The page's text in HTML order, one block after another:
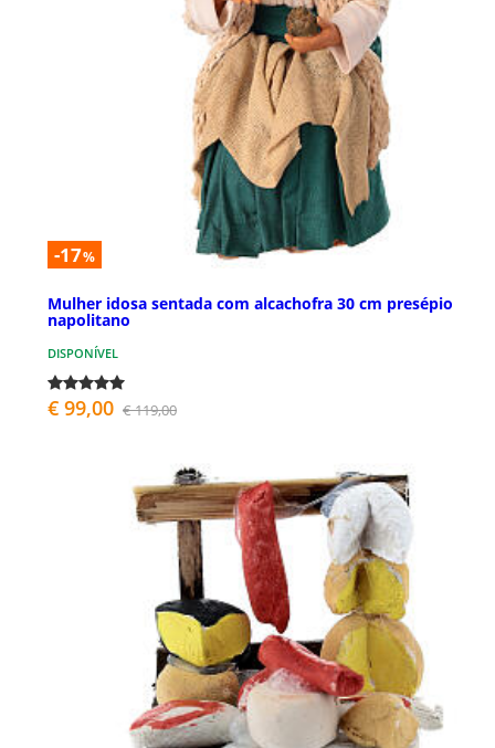
-17%
Mulher idosa sentada com alcachofra 30 cm presépio
napolitano
DISPONÍVEL
€ 99,00 € 119,00